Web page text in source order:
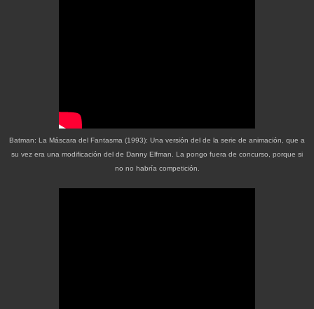
Batman: La Máscara del Fantasma (1993): Una versión del de la serie de animación, que a
su vez era una modificación del de Danny Elfman. La pongo fuera de concurso, porque si
no no habría competición.